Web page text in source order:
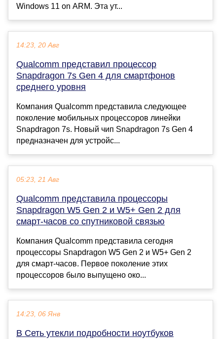
Windows 11 on ARM. Эта ут...
14:23, 20 Авг
Qualcomm представил процессор
Snapdragon 7s Gen 4 для смартфонов
среднего уровня
Компания Qualcomm представила следующее
поколение мобильных процессоров линейки
Snapdragon 7s. Новый чип Snapdragon 7s Gen 4
предназначен для устройс...
05:23, 21 Авг
Qualcomm представила процессоры
Snapdragon W5 Gen 2 и W5+ Gen 2 для
смарт-часов со спутниковой связью
Компания Qualcomm представила сегодня
процессоры Snapdragon W5 Gen 2 и W5+ Gen 2
для смарт-часов. Первое поколение этих
процессоров было выпущено око...
14:23, 06 Янв
В Сеть утекли подробности ноутбуков